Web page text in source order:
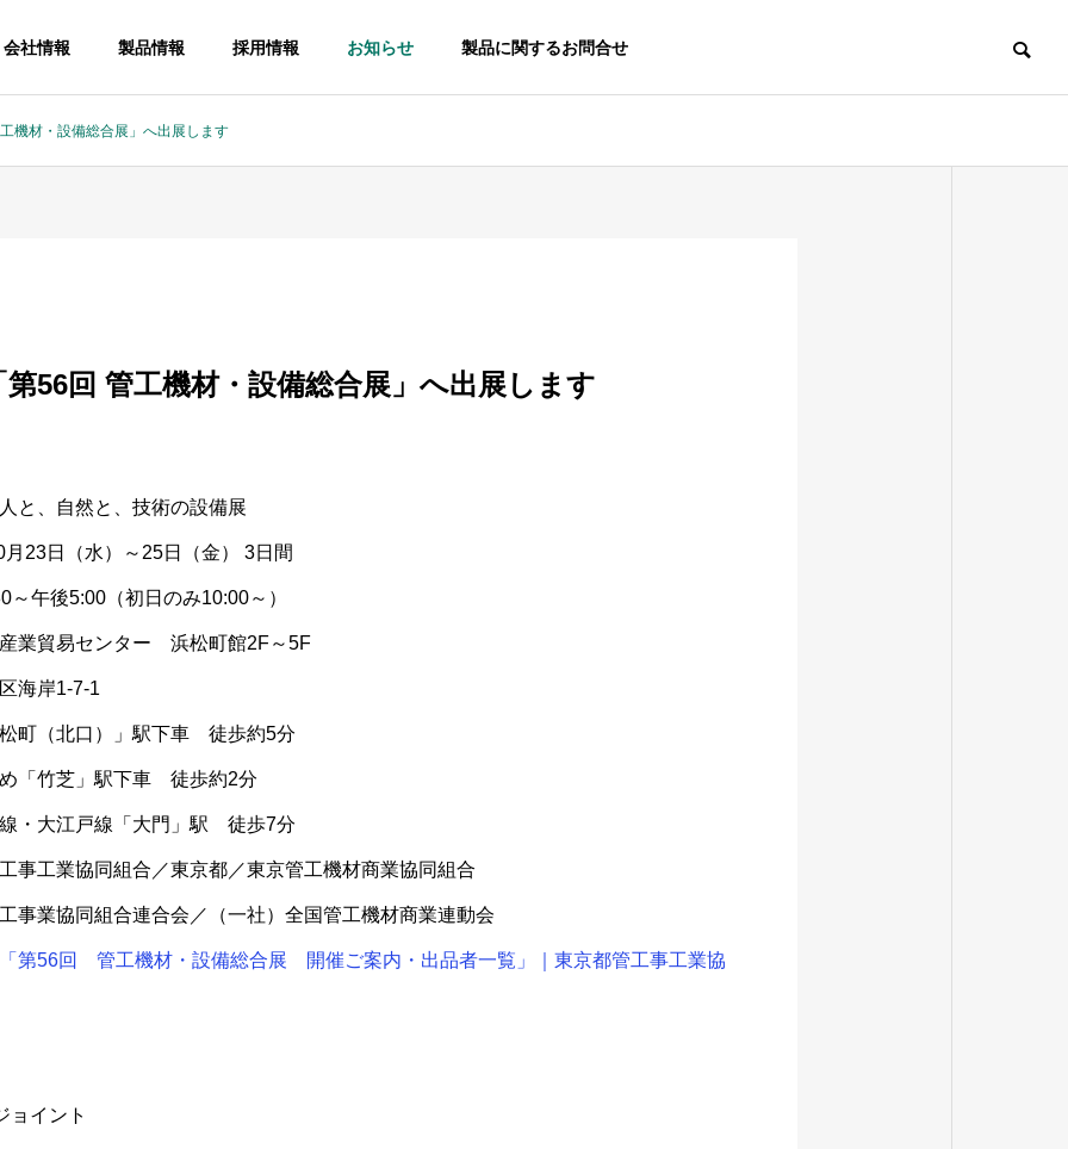
会社情報 製品情報 採用情報 お知らせ 製品に関するお問合せ
機材・設備総合展」へ出展します
56回 管工機材・設備総合展」へ出展します
自然と、技術の設備展
（水）～25日（金） 3日間
（初日のみ10:00～）
易センター 浜松町館2F～5F
1-7-1
北口）」駅下車 徒歩約5分
」駅下車 徒歩約2分
戸線「大門」駅 徒歩7分
業協同組合／東京都／東京管工機材商業協同組合
組合連合会／（一社）全国管工機材商業連動会
第56回 管工機材・設備総合展 開催ご案内・出品者一覧」｜東京都管工事工業協
ョイント